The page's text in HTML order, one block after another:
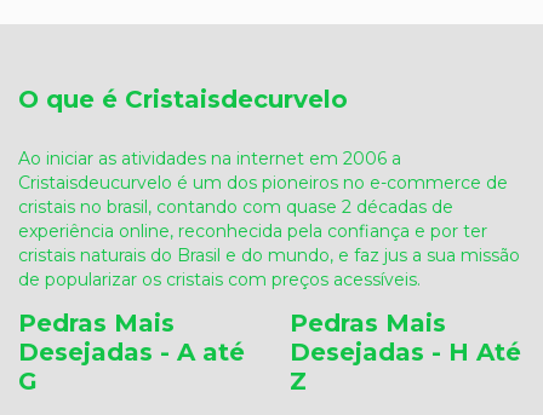
O que é Cristaisdecurvelo
Ao iniciar as atividades na internet em 2006 a
Cristaisdeucurvelo é um dos pioneiros no e-commerce de
cristais no brasil, contando com quase 2 décadas de
experiência online, reconhecida pela confiança e por ter
cristais naturais do Brasil e do mundo, e faz jus a sua missão
de popularizar os cristais com preços acessíveis.
Pedras Mais
Desejadas - A até
G
Pedras Mais
Desejadas - H Até
Z